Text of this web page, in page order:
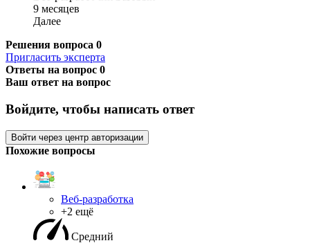
9 месяцев
Далее
Решения вопроса 0
Пригласить эксперта
Ответы на вопрос 0
Ваш ответ на вопрос
Войдите, чтобы написать ответ
Войти через центр авторизации
Похожие вопросы
Веб-разработка
+2 ещё
Средний